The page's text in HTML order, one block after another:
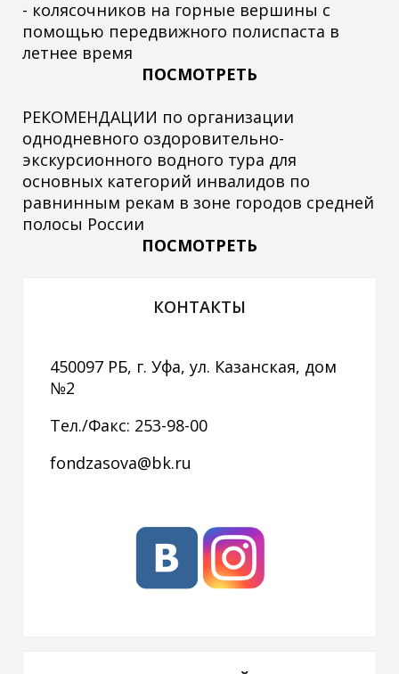
- колясочников на горные вершины с
помощью передвижного полиспаста в
летнее время
ПОСМОТРЕТЬ
РЕКОМЕНДАЦИИ по организации
однодневного оздоровительно-
экскурсионного водного тура для
основных категорий инвалидов по
равнинным рекам в зоне городов средней
полосы России
ПОСМОТРЕТЬ
КОНТАКТЫ
450097 РБ, г. Уфа, ул. Казанская, дом
№2
Тел./Факс: 253-98-00
fondzasova@bk.ru